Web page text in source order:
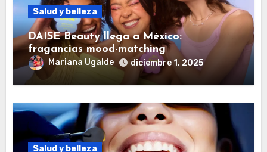
Salud y belleza
DAISE Beauty llega a México:
fragancias mood-matching
Mariana Ugalde diciembre 1, 2025
Salud y belleza